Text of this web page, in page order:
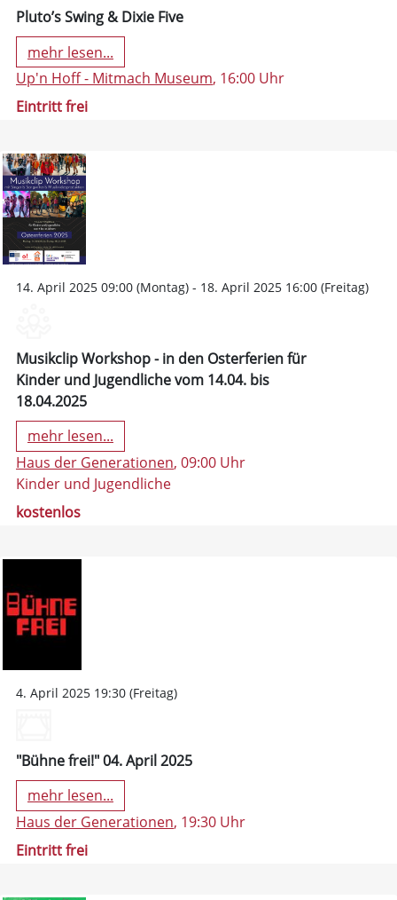
Pluto’s Swing & Dixie Five
mehr lesen...
Up'n Hoff - Mitmach Museum, 16:00 Uhr
Eintritt frei
14. April 2025 09:00 (Montag) - 18. April 2025 16:00 (Freitag)
Musikclip Workshop - in den Osterferien für
Kinder und Jugendliche vom 14.04. bis
18.04.2025
mehr lesen...
Haus der Generationen, 09:00 Uhr
Kinder und Jugendliche
kostenlos
4. April 2025 19:30 (Freitag)
"Bühne frei!" 04. April 2025
mehr lesen...
Haus der Generationen, 19:30 Uhr
Eintritt frei